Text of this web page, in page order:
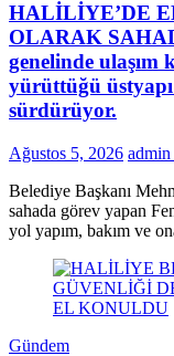
HALİLİYE’DE
OLARAK
genelinde ulaşım
yürüttüğü üstyapı
sürdürüyor.
Ağustos 5, 2026 admin
Belediye Başkanı
sahada görev yapan
yol yapım, bakım ve
Gündem